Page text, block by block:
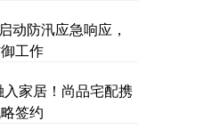
动防汛应急响应，
工作
家居！尚品宅配携
签约